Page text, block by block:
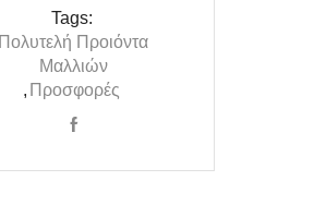
Tags:
Πολυτελή Προιόντα
Μαλλιών
, Προσφορές